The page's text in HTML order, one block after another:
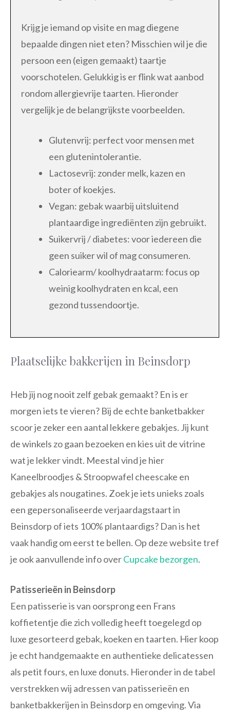
Krijg je iemand op visite en mag diegene
bepaalde dingen niet eten? Misschien wil je die
persoon een (eigen gemaakt) taartje
voorschotelen. Gelukkig is er flink wat aanbod
rondom allergievrije taarten. Hieronder
vergelijk je de belangrijkste voorbeelden.
Glutenvrij: perfect voor mensen met
een glutenintolerantie.
Lactosevrij: zonder melk, kazen en
boter of koekjes.
Vegan: gebak waarbij uitsluitend
plantaardige ingrediënten zijn gebruikt.
Suikervrij / diabetes: voor iedereen die
geen suiker wil of mag consumeren.
Caloriearm/ koolhydraatarm: focus op
weinig koolhydraten en kcal, een
gezond tussendoortje.
Plaatselijke bakkerijen in Beinsdorp
Heb jij nog nooit zelf gebak gemaakt? En is er
morgen iets te vieren? Bij de echte banketbakker
scoor je zeker een aantal lekkere gebakjes. Jij kunt
de winkels zo gaan bezoeken en kies uit de vitrine
wat je lekker vindt. Meestal vind je hier
Kaneelbroodjes & Stroopwafel cheescake en
gebakjes als nougatines. Zoek je iets unieks zoals
een gepersonaliseerde verjaardagstaart in
Beinsdorp of iets 100% plantaardigs? Dan is het
vaak handig om eerst te bellen. Op deze website tref
je ook aanvullende info overCupcake bezorgen.
Patisserieën in Beinsdorp
Een patisserie is van oorsprong een Frans
koffietentje die zich volledig heeft toegelegd op
luxe gesorteerd gebak, koeken en taarten. Hier koop
je echt handgemaakte en authentieke delicatessen
als petit fours, en luxe donuts. Hieronder in de tabel
verstrekken wij adressen van patisserieën en
banketbakkerijen in Beinsdorp en omgeving. Via